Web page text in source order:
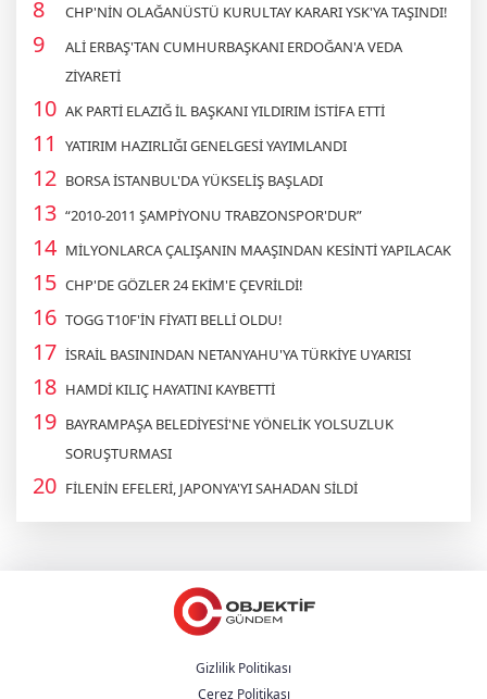
CHP'NİN OLAĞANÜSTÜ KURULTAY KARARI YSK'YA TAŞINDI!
ALİ ERBAŞ'TAN CUMHURBAŞKANI ERDOĞAN'A VEDA
ZİYARETİ
AK PARTİ ELAZIĞ İL BAŞKANI YILDIRIM İSTİFA ETTİ
YATIRIM HAZIRLIĞI GENELGESİ YAYIMLANDI
BORSA İSTANBUL'DA YÜKSELİŞ BAŞLADI
“2010-2011 ŞAMPİYONU TRABZONSPOR'DUR”
MİLYONLARCA ÇALIŞANIN MAAŞINDAN KESİNTİ YAPILACAK
CHP'DE GÖZLER 24 EKİM'E ÇEVRİLDİ!
TOGG T10F'İN FİYATI BELLİ OLDU!
İSRAİL BASININDAN NETANYAHU'YA TÜRKİYE UYARISI
HAMDİ KILIÇ HAYATINI KAYBETTİ
BAYRAMPAŞA BELEDİYESİ'NE YÖNELİK YOLSUZLUK
SORUŞTURMASI
FİLENİN EFELERİ, JAPONYA'YI SAHADAN SİLDİ
Gizlilik Politikası
Çerez Politikası